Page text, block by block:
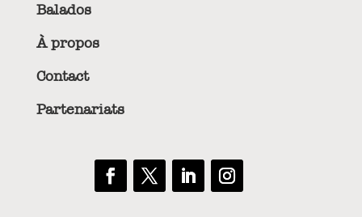
Balados
À propos
Contact
Partenariats